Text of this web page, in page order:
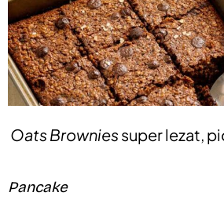
Oats Brownies super lezat,
Pancake